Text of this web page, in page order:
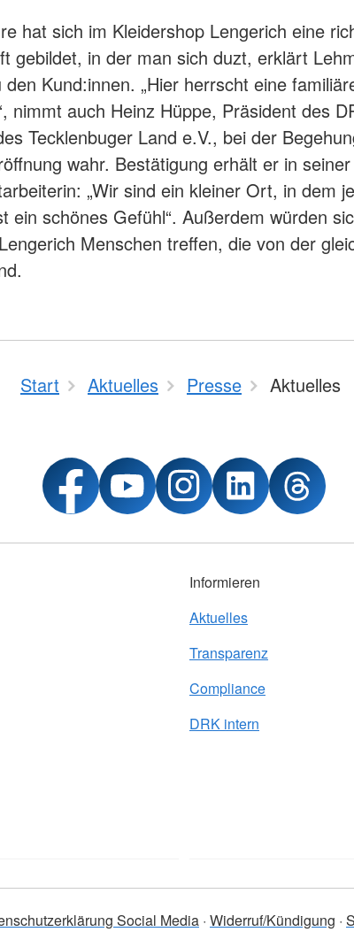
hat sich im Kleidershop Lengerich eine
gebildet, in der man sich duzt, erklärt
den Kund:innen. „Hier herrscht eine
nimmt auch Heinz Hüppe, Präsident des
Tecklenbuger Land e.V., bei der
wahr. Bestätigung erhält er in
„Wir sind ein kleiner Ort, in dem
ein schönes Gefühl“. Außerdem würden
Menschen treffen, die von der
Start Aktuelles Presse Aktuelles
Informieren
Aktuelles
Transparenz
Compliance
DRK intern
Social Media Widerruf/Kündigung